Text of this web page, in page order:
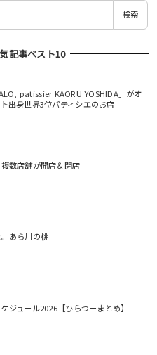
検索
記事ベスト10
patissier KAORU YOSHIDA」がオ
出身世界3位パティシエのお店
数店舗が開店＆閉店
あら川の桃
ジュール2026【ひらつーまとめ】